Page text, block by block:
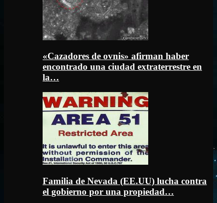
«Cazadores de ovnis» afirman haber
encontrado una ciudad extraterrestre en
la…
Familia de Nevada (EE.UU) lucha contra
el gobierno por una propiedad…